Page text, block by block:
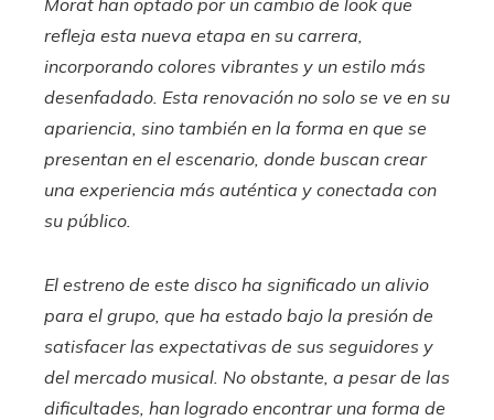
Morat han optado por un cambio de look que
refleja esta nueva etapa en su carrera,
incorporando colores vibrantes y un estilo más
desenfadado. Esta renovación no solo se ve en su
apariencia, sino también en la forma en que se
presentan en el escenario, donde buscan crear
una experiencia más auténtica y conectada con
su público.
El estreno de este disco ha significado un alivio
para el grupo, que ha estado bajo la presión de
satisfacer las expectativas de sus seguidores y
del mercado musical. No obstante, a pesar de las
dificultades, han logrado encontrar una forma de